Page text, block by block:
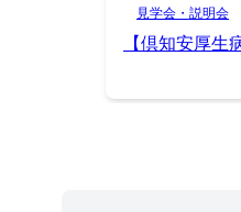
見学会・説明会
【倶知安厚